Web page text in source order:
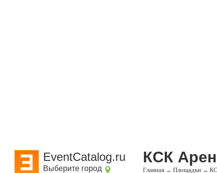
EventCatalog.ru
Выберите город
КСК
Главная → Площадки →